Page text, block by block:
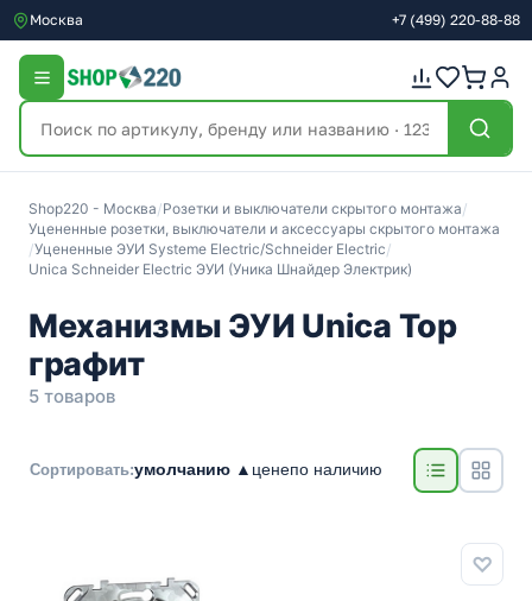
Москва +7 (499) 220-88-88
Shop220 - Москва/Розетки и выключатели скрытого монтажа/
Уцененные розетки, выключатели и аксессуары скрытого монтажа
/Уцененные ЭУИ Systeme Electric/Schneider Electric/
Unica Schneider Electric ЭУИ (Уника Шнайдер Электрик)
Механизмы ЭУИ Unica Top
графит
5 товаров
Сортировать:умолчанию ▲ ценепо наличию